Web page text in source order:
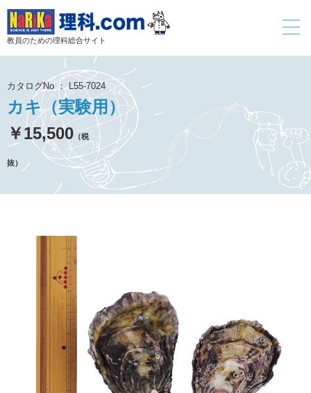
教員のための理科総合サイト
toggle
カタログNo ： L55-7024
カキ（実験用）
￥15,500 （税
抜）